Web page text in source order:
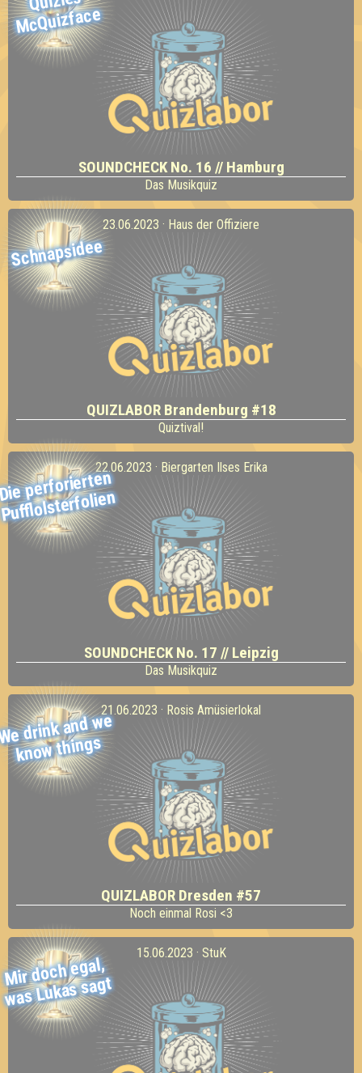
Quizface
SOUNDCHECK No. 16 // Hamburg
Das Musikquiz
Schnapsidee
23.06.2023 · Haus der Offiziere
QUIZLABOR Brandenburg #18
Quiztival!
perforierten
Pufflolsterfolien
22.06.2023 · Biergarten Ilses Erika
SOUNDCHECK No. 17 // Leipzig
Das Musikquiz
drink and
w things
21.06.2023 · Rosis Amüsierlokal
QUIZLABOR Dresden #57
Noch einmal Rosi <3
Mir doch egal,
was Lukas sagt
15.06.2023 · StuK